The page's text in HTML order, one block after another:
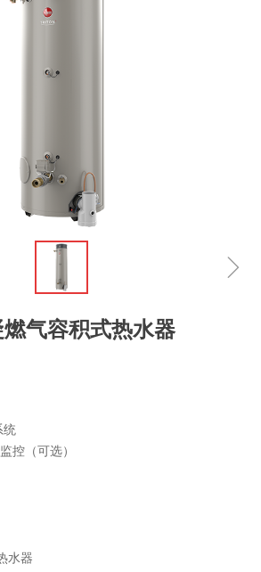
气容积式热水器
统
控（可选）
水器
ꁇ